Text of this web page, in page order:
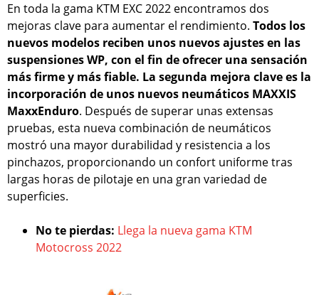
En toda la gama KTM EXC 2022 encontramos dos
mejoras clave para aumentar el rendimiento. Todos los
nuevos modelos reciben unos nuevos ajustes en las
suspensiones WP, con el fin de ofrecer una sensación
más firme y más fiable. La segunda mejora clave es la
incorporación de unos nuevos neumáticos MAXXIS
MaxxEnduro. Después de superar unas extensas
pruebas, esta nueva combinación de neumáticos
mostró una mayor durabilidad y resistencia a los
pinchazos, proporcionando un confort uniforme tras
largas horas de pilotaje en una gran variedad de
superficies.
No te pierdas: Llega la nueva gama KTM
Motocross 2022